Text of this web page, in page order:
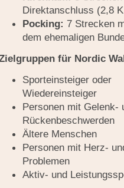
Direktanschluss (2,8
Pocking: 7 Strecken
dem ehemaligen
für Nordic
Sporteinsteiger oder
Wiedereinsteiger
Personen mit Gelenk-
Rückenbeschwerden
Ältere Menschen
Personen mit Herz-
Problemen
Aktiv- und